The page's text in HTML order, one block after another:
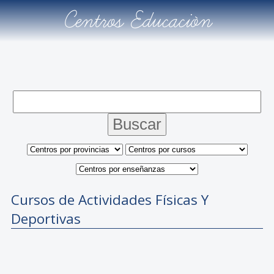
Centros Educación
Cursos de Actividades Físicas Y
Deportivas